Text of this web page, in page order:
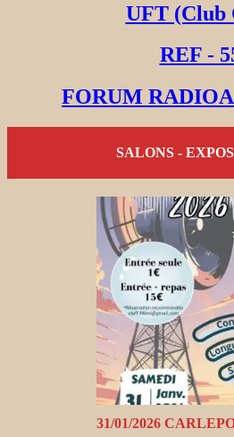
UFT (Club
REF -
FORUM
SALONS -
31/01/2026